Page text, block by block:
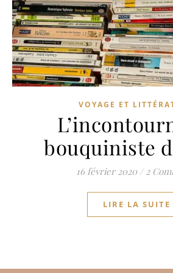
VOYAGE ET
bouquiniste
16 février 2020 / 2
LIRE LA SUITE